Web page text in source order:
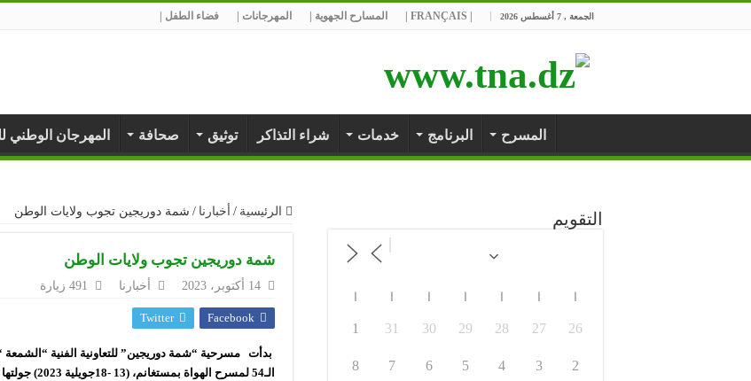
الجمعة , 7 أغسطس 2026 المسارح الجهوية | المهرجانات | فضاء الطفل |
المسرح البرنامج خدمات شراء التذاكر توثيق صحافة المهرجان
الرئيسية / أخبارنا / شمة دوريجين تجوب ولايات الوطن
شمة دوريجين تجوب ولايات الوطن
14 أكتوبر، 2023 أخبارنا 491 زيارة
Facebook
Twitter
بدأت مسرحية “شمة دوريجين” للتعاونية الفنية “الشمعة
الـ54 لمسرح الهواة بمستغانم، (13 -18جويلية 2023) جولتها عبر عدة مدن في الفاتح من اكتوبر الجاري.
التقويم
ا ا ا ا ا ا ا
26
27
28
29
30
31
1
2
3
4
5
6
7
8